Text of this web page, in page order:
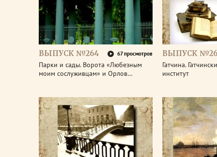
ВЫПУСК №264 67 просмотров
Парки и сады. Ворота «Любезным
моим сослуживцам» и Орлов…
ВЫПУСК
Гатчина.
институт